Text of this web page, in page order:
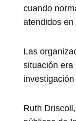
cuando
atendidos
Las
situación era
Ruth